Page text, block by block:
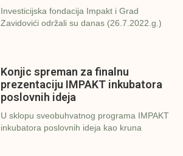
Investicijska fondacija Impakt i Grad
Zavidovići održali su danas (26.7.2022.g.)
Konjic spreman za finalnu
prezentaciju IMPAKT inkubatora
poslovnih ideja
U sklopu sveobuhvatnog programa IMPAKT
inkubatora poslovnih ideja kao kruna